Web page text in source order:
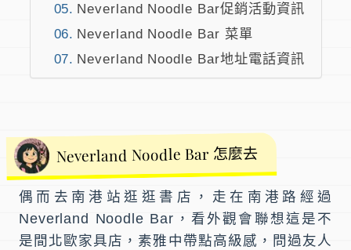
Neverland Noodle Bar促銷活動資訊
Neverland Noodle Bar 菜單
Neverland Noodle Bar地址電話資訊
Neverland Noodle Bar 怎麼去
偶而去南港站逛逛書店，走在南港路經過
Neverland Noodle Bar ，看外觀會聯想這是不
是間北歐家具店，素雅中帶點高級感，問過友人